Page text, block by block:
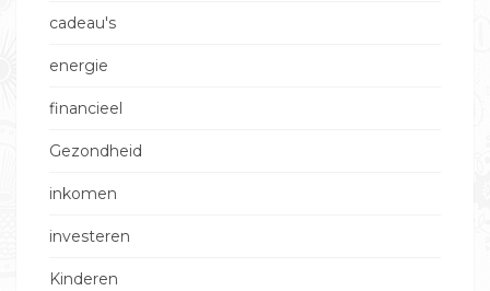
cadeau's
energie
financieel
Gezondheid
inkomen
investeren
Kinderen